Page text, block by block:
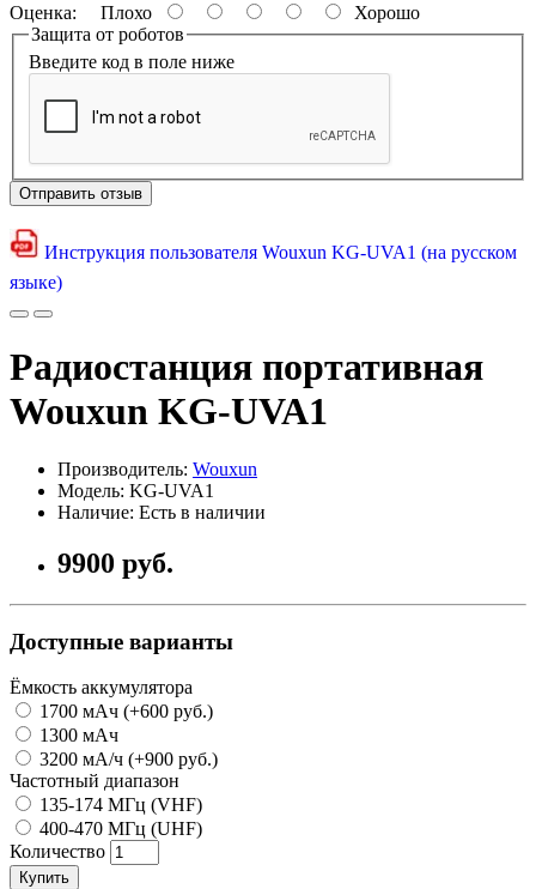
Оценка: Плохо
Хорошо
Защита от роботов
Введите код в поле ниже
Отправить отзыв
Инструкция пользователя Wouxun KG-UVA1 (на русском
языке)
Радиостанция портативная
Wouxun KG-UVA1
Производитель: Wouxun
Модель: KG-UVA1
Наличие: Есть в наличии
9900 руб.
Доступные варианты
Ёмкость аккумулятора
1700 мАч (+600 руб.)
1300 мАч
3200 мА/ч (+900 руб.)
Частотный диапазон
135-174 МГц (VHF)
400-470 МГц (UHF)
Количество
Купить